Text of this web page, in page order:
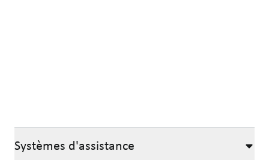
Systèmes d'assistance